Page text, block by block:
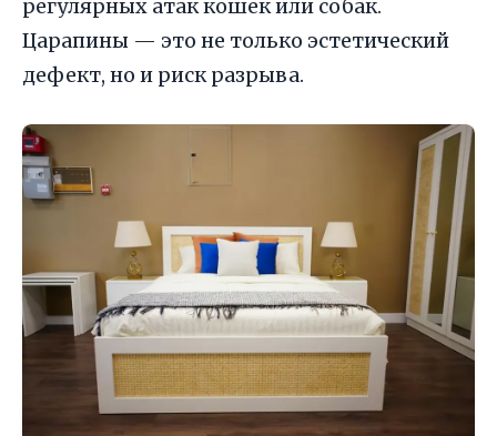
регулярных атак кошек или собак.
Царапины — это не только эстетический
дефект, но и риск разрыва.